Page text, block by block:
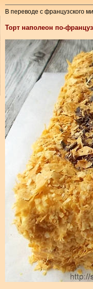
В переводе с французского
Торт наполеон по-